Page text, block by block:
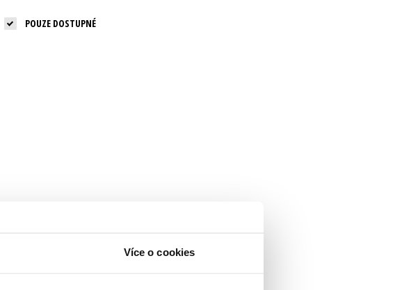
Více o cookies
Young adult (SK)
POUZE DOSTUPNÉ